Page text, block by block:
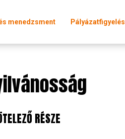
menedzsment Pályázatfigyelés
RÉSZE